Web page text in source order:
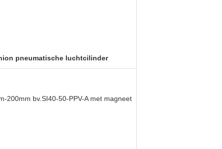
pneumatische luchtcilinder
200mm bv.SI40-50-PPV-A met magneet